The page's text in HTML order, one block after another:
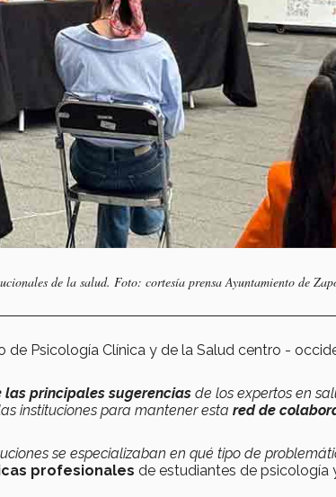
de la salud. Foto: cortesía prensa Ayuntamiento de
Psicología Clínica y de la Salud centro -
las principales sugerencias de los expertos en
instituciones para mantener esta red de
se especializaban en qué tipo de
profesionales de estudiantes de psicología